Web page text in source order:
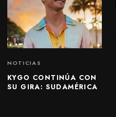
NOTICIAS
KYGO CONTINÚA CON
SU GIRA: SUDAMÉRICA